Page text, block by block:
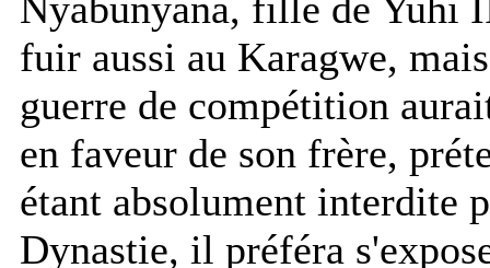
fuir aussi au Karagwe,
guerre de compétition
en faveur de son frère,
étant absolument interdite
Dynastie, il préféra